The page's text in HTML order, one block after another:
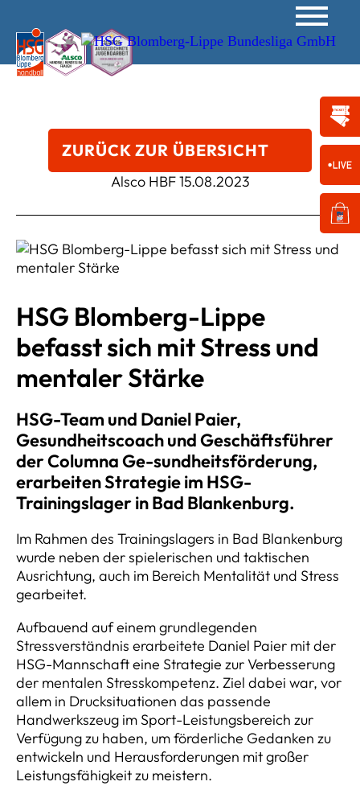
ZURÜCK ZUR ÜBERSICHT
Alsco HBF15.08.2023
HSG Blomberg-Lippe
befasst sich mit Stress und
mentaler Stärke
HSG-Team und Daniel Paier,
Gesundheitscoach und Geschäftsführer
der Columna Ge-sundheitsförderung,
erarbeiten Strategie im HSG-
Trainingslager in Bad Blankenburg.
Im Rahmen des Trainingslagers in Bad Blankenburg
wurde neben der spielerischen und taktischen
Ausrichtung, auch im Bereich Mentalität und Stress
gearbeitet.
Aufbauend auf einem grundlegenden
Stressverständnis erarbeitete Daniel Paier mit der
HSG-Mannschaft eine Strategie zur Verbesserung
der mentalen Stresskompetenz. Ziel dabei war, vor
allem in Drucksituationen das passende
Handwerkszeug im Sport-Leistungsbereich zur
Verfügung zu haben, um förderliche Gedanken zu
entwickeln und Herausforderungen mit großer
Leistungsfähigkeit zu meistern.